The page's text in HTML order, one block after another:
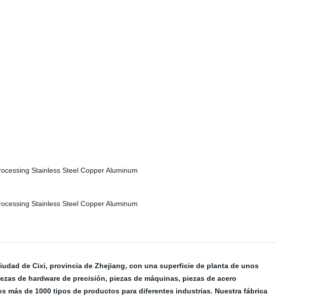
de Cixi, provincia de Zhejiang, con una superficie de planta de unos
de hardware de precisión, piezas de máquinas, piezas de acero
más de 1000 tipos de productos para diferentes industrias. Nuestra fábrica